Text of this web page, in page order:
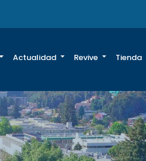
Actualidad Revive Tienda